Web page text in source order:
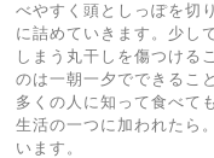
べやすく頭としっぽを切
に詰めていきます。少し
しまう丸干しを傷つける
のは一朝一夕でできるこ
多くの人に知って食べて
生活の一つに加われたら
います。